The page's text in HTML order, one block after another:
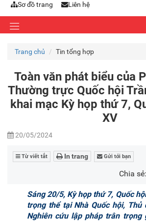
Sơ đồ trang Liên hệ
Trang chủ Tin tổng hợp
Toàn văn phát biểu của
Thường trực Quốc hội
khai mạc Kỳ họp thứ 7,
XV
20/05/2024
Từ viết tắt In trang Gửi tới bạn
Chia sẻ:
Sáng 20/5, Kỳ họp thứ 7, Quốc
trọng thể tại Nhà Quốc hội, Thủ
Nghiên cứu lập pháp trân trọng